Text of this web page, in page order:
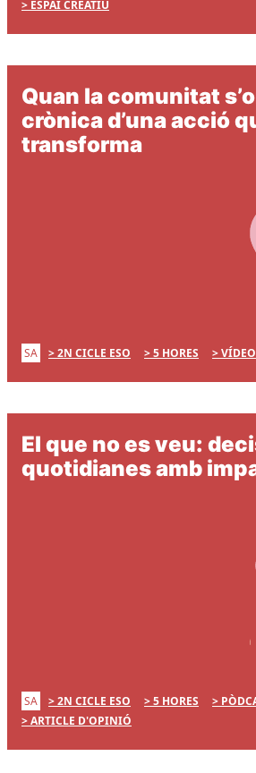
ESPAI CREATIU
Quan la comunitat
crònica d’una acció
transforma
SA 2N CICLE ESO 5 HORES VÍDEO
El que no es veu:
quotidianes amb
SA 2N CICLE ESO 5 HORES
ARTICLE D'OPINIÓ